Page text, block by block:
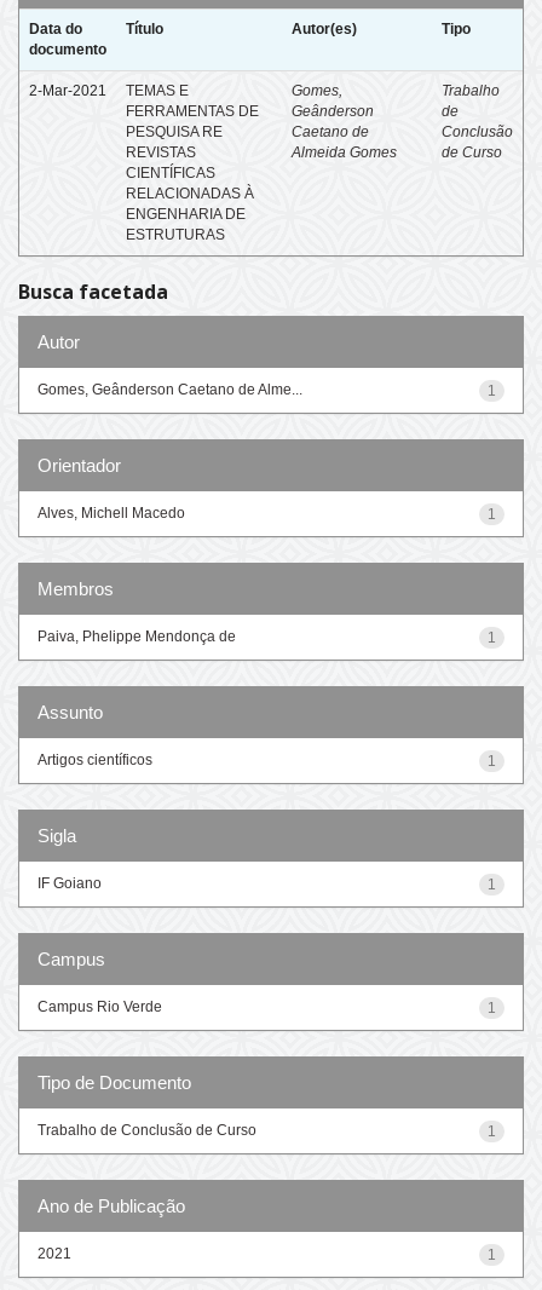
Data do
documento
Título Autor(es) Tipo
2-Mar-2021
TEMAS E
FERRAMENTAS DE
PESQUISA RE
REVISTAS
CIENTÍFICAS
RELACIONADAS À
ENGENHARIA DE
ESTRUTURAS
Gomes,
Geânderson
Caetano de
Almeida Gomes
Trabalho
de
Conclusão
de Curso
Busca facetada
Autor
1
Gomes, Geânderson Caetano de Alme...
Orientador
1
Alves, Michell Macedo
Membros
1
Paiva, Phelippe Mendonça de
Assunto
1
Artigos científicos
Sigla
1
IF Goiano
Campus
1
Campus Rio Verde
Tipo de Documento
1
Trabalho de Conclusão de Curso
Ano de Publicação
1
2021